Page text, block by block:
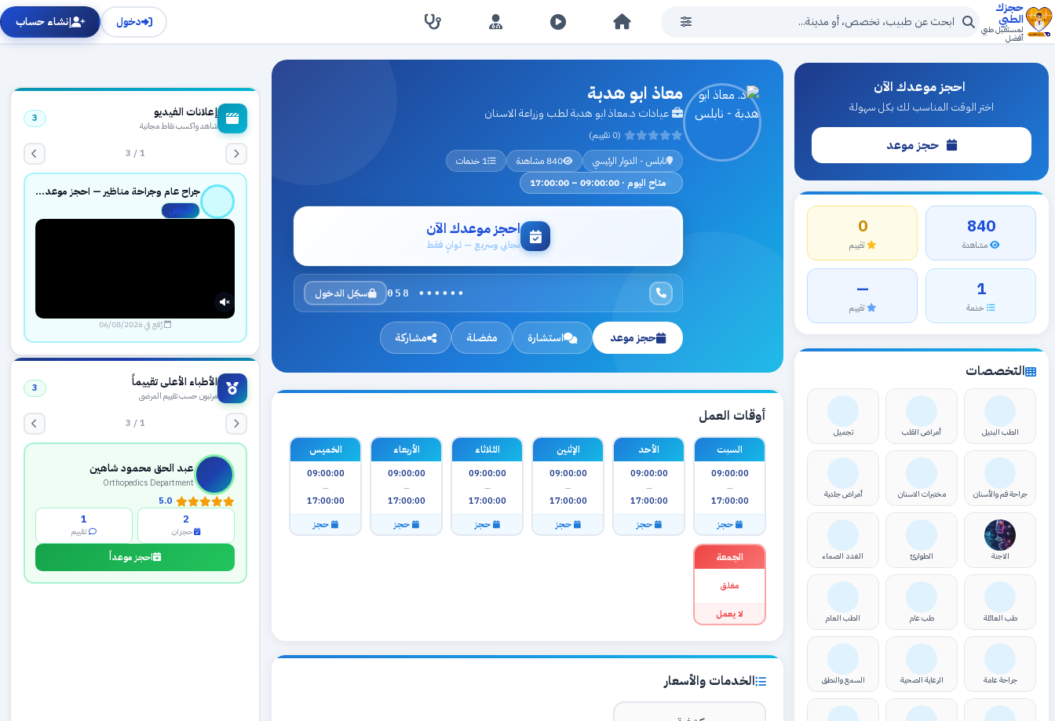
حجزك
الطبي
لمستقبل طبي
أفضل
دخول إنشاء حساب
احجز موعدك الآن
اختر الوقت المناسب لك بكل سهولة
حجز موعد
840
مشاهدة
0
تقييم
1
خدمة
—
تقييم
التخصصات
الطب البديل أمراض القلب تجميل
جراحة فم والأسنان مختبرات الاسنان أمراض جلدية
الاجنة الطوارئ الغدد الصماء
طب العائلة طب عام الطب العام
جراحة عامة الرعاية الصحية السمع والنطق
معاذ ابو هدبة
عيادات د.معاذ ابو هدبة لطب وزراعة الاسنان
(0 تقييم)
نابلس - الدوار الرئيسي
840 مشاهدة
1 خدمات
متاح اليوم · 09:00:00 – 17:00:00
احجز موعدك الآن
مجاني وسريع — ثوانٍ فقط
058 •••••• سجّل الدخول
حجز موعد استشارة مفضلة مشاركة
أوقات العمل
السبت
09:00:00
—
17:00:00
حجز
الأحد
09:00:00
—
17:00:00
حجز
الإثنين
09:00:00
—
17:00:00
حجز
الثلاثاء
09:00:00
—
17:00:00
حجز
الأربعاء
09:00:00
—
17:00:00
حجز
الخميس
09:00:00
—
17:00:00
حجز
الجمعة
مغلق
لا يعمل
الخدمات والأسعار
إعلانات الفيديو
شاهد واكسب نقاط مجانية
3
1 / 3
جراح عام وجراحة مناظير — احجز موعدك بثقة عبر حجزك الطبي
مفعّل
رُفع في 06/08/2026
الأطباء الأعلى تقييماً
مرتبون حسب تقييم المرضى
3
1 / 3
عبد الحق محمود شاهين
Orthopedics Department
5.0
2
حجزان
1
تقييم
احجز موعداً